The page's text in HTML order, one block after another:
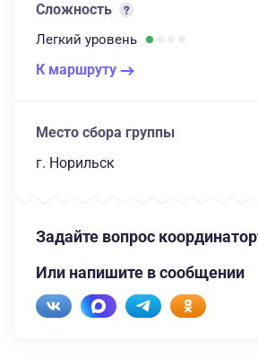
Сложность
Легкий уровень
К маршруту
Место сбора группы
г. Норильск
Задайте вопрос
Или напишите в сообщении